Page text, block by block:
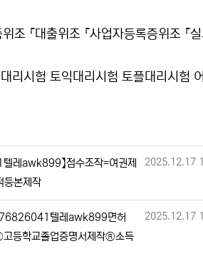
조 『대출위조 『사업자등록증위조 『
리시험 토익대리시험 토플대리시험
레awk899】점수조작=여권제
등본제작
작성일
2025.12.17
텔레awk899면허
등학교졸업증명서제작®소득
작성일
2025.12.17